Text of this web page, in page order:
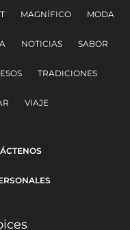
MAGNÍFICO MODA
NOTICIAS SABOR
TRADICIONES
VIAJE